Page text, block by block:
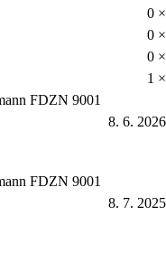
0 ×
0 ×
0 ×
1 ×
FDZN 9001
8. 6. 2026
FDZN 9001
8. 7. 2025